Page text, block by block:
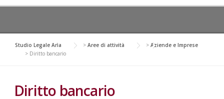
Studio Legale Arìa > Aree di attività > Aziende e Imprese
> Diritto bancario
Diritto bancario